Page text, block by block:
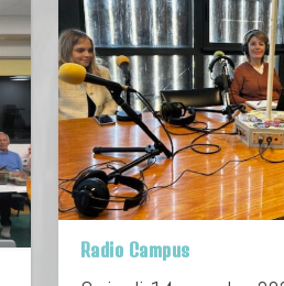
Radio Campus